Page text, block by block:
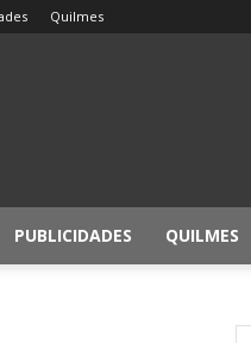
Quilmes
PUBLICIDADES QUILMES